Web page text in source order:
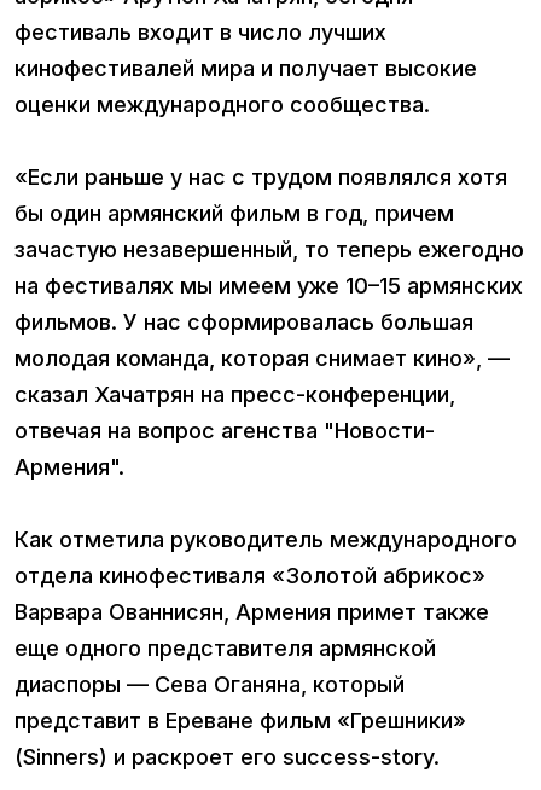
фестиваль входит в число лучших
кинофестивалей мира и получает высокие
оценки международного сообщества.
«Если раньше у нас с трудом появлялся хотя
бы один армянский фильм в год, причем
зачастую незавершенный, то теперь ежегодно
на фестивалях мы имеем уже 10–15 армянских
фильмов. У нас сформировалась большая
молодая команда, которая снимает кино», —
сказал Хачатрян на пресс-конференции,
отвечая на вопрос агенства "Новости-
Армения".
Как отметила руководитель международного
отдела кинофестиваля «Золотой абрикос»
Варвара Ованнисян, Армения примет также
еще одного представителя армянской
диаспоры — Сева Оганяна, который
представит в Ереване фильм «Грешники»
(Sinners) и раскроет его success-story.